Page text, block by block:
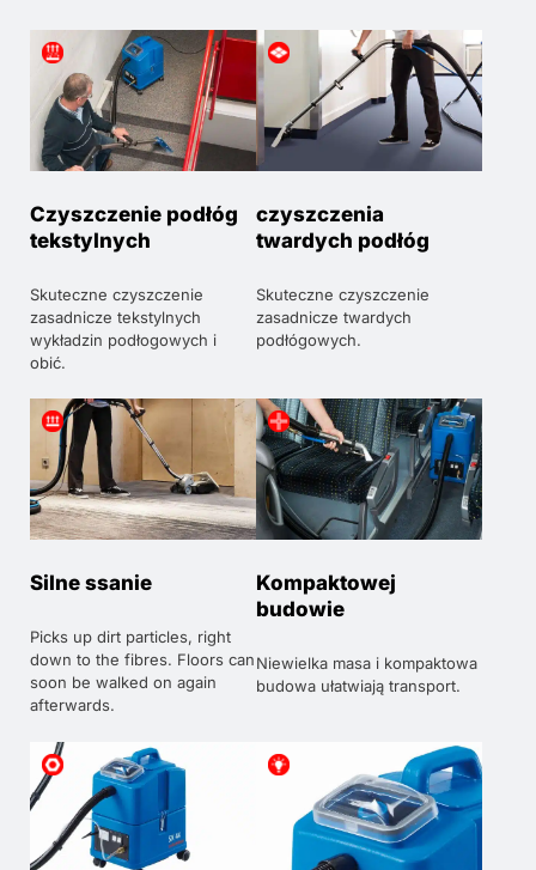
Czyszczenie podłóg
tekstylnych
Skuteczne czyszczenie
zasadnicze tekstylnych
wykładzin podłogowych i
obić.
czyszczenia
twardych podłóg
Skuteczne czyszczenie
zasadnicze twardych
podłógowych.
Silne ssanie
Picks up dirt particles, right
down to the fibres. Floors can
soon be walked on again
afterwards.
Kompaktowej
budowie
Niewielka masa i kompaktowa
budowa ułatwiają transport.